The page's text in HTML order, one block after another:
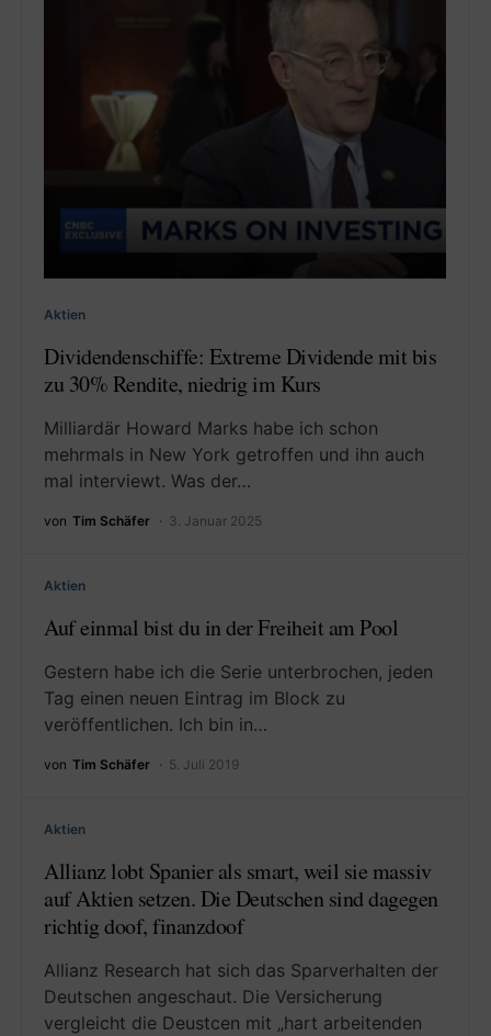
Aktien
Dividendenschiffe: Extreme Dividende mit bis
zu 30% Rendite, niedrig im Kurs
Milliardär Howard Marks habe ich schon
mehrmals in New York getroffen und ihn auch
mal interviewt. Was der…
von Tim Schäfer 3. Januar 2025
Aktien
Auf einmal bist du in der Freiheit am Pool
Gestern habe ich die Serie unterbrochen, jeden
Tag einen neuen Eintrag im Block zu
veröffentlichen. Ich bin in…
von Tim Schäfer 5. Juli 2019
Aktien
Allianz lobt Spanier als smart, weil sie massiv
auf Aktien setzen. Die Deutschen sind dagegen
richtig doof, finanzdoof
Allianz Research hat sich das Sparverhalten der
Deutschen angeschaut. Die Versicherung
vergleicht die Deustcen mit „hart arbeitenden